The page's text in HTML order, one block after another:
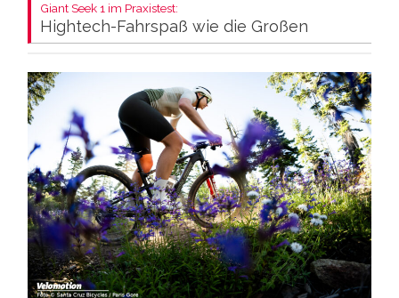
Giant Seek 1 im Praxistest:
Hightech-Fahrspaß wie die Großen